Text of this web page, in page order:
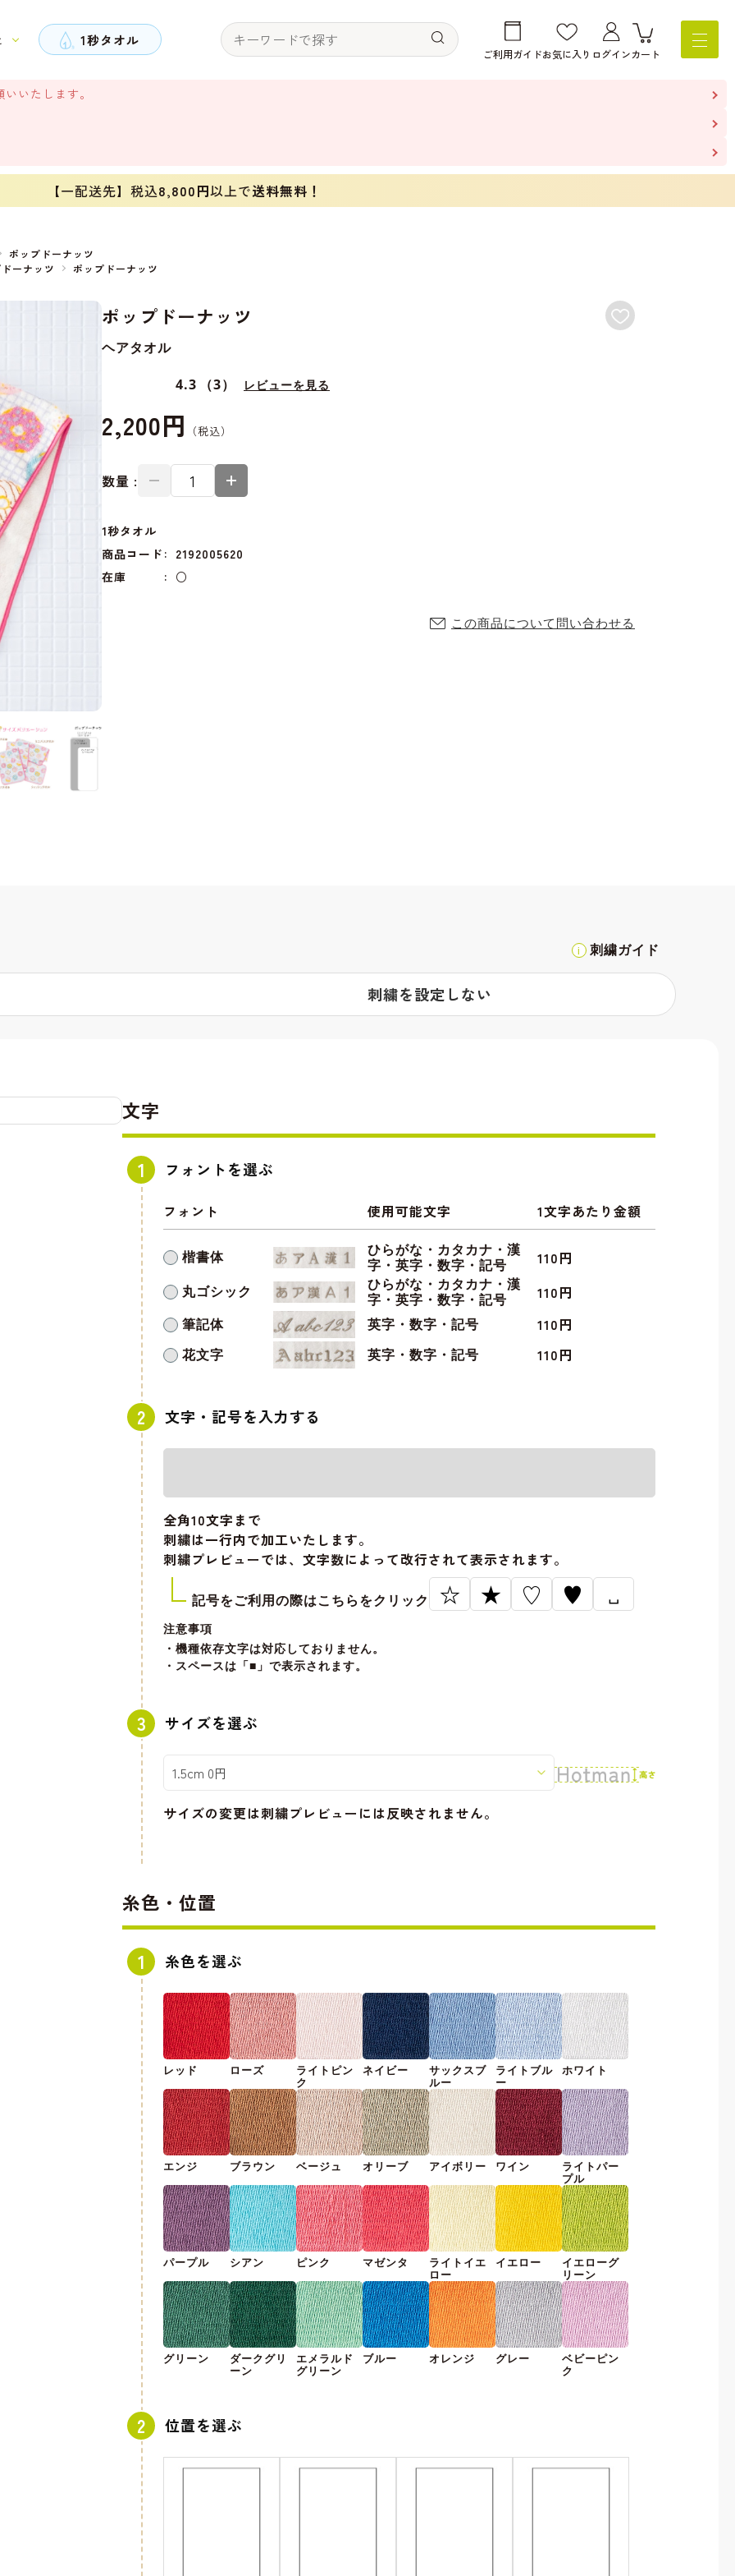
1秒タオル
ご利用ガイドお気に入り ログインカート
いたします。
【一配送先】税込8,800円以上で送料無料！
ポップドーナッツ
ーナッツ ポップドーナッツ
ポップドーナッツ
ヘアタオル
4.3 （3） レビューを見る
2,200円
数量 :
1秒タオル
商品コード
2192005620
在庫
○
この商品について問い合わせる
刺繍ガイド
刺繍を設定しない
文字
フォントを選ぶ
フォント 使用可能文字 1文字あたり金額
楷書体
ひらがな・カタカナ・漢
字・英字・数字・記号
110円
丸ゴシック
ひらがな・カタカナ・漢
字・英字・数字・記号
110円
筆記体 英字・数字・記号 110円
花文字 英字・数字・記号 110円
文字・記号を入力する
全角10文字 まで
刺繍は一行内で加工いたします。
刺繍プレビューでは、文字数によって改行されて表示されます。
記号をご利用の際はこちらをクリック ☆ ★ ♡ ♥ ␣
注意事項
・機種依存文字は対応しておりません。
・スペースは「■」で表示されます。
サイズを選ぶ
サイズの変更は刺繍プレビューには反映されません。
糸色・位置
糸色を選ぶ
レッド ローズ
ライトピン
ク
ネイビー
サックスブ
ルー
ライトブル
ー
ホワイト
エンジ ブラウン ベージュ オリーブ アイボリー ワイン
ライトパー
プル
パープル シアン ピンク マゼンタ
ライトイエ
ロー
イエロー
イエローグ
リーン
グリーン
ダークグリ
ーン
エメラルド
グリーン
ブルー オレンジ グレー
ベビーピン
ク
位置を選ぶ